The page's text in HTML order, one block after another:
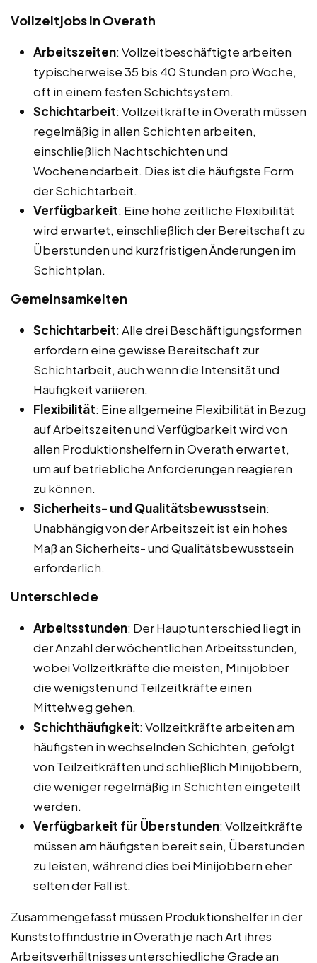
Vollzeitjobs in Overath
Arbeitszeiten: Vollzeitbeschäftigte arbeiten
typischerweise 35 bis 40 Stunden pro Woche,
oft in einem festen Schichtsystem.
Schichtarbeit: Vollzeitkräfte in Overath müssen
regelmäßig in allen Schichten arbeiten,
einschließlich Nachtschichten und
Wochenendarbeit. Dies ist die häufigste Form
der Schichtarbeit.
Verfügbarkeit: Eine hohe zeitliche Flexibilität
wird erwartet, einschließlich der Bereitschaft zu
Überstunden und kurzfristigen Änderungen im
Schichtplan.
Gemeinsamkeiten
Schichtarbeit: Alle drei Beschäftigungsformen
erfordern eine gewisse Bereitschaft zur
Schichtarbeit, auch wenn die Intensität und
Häufigkeit variieren.
Flexibilität: Eine allgemeine Flexibilität in Bezug
auf Arbeitszeiten und Verfügbarkeit wird von
allen Produktionshelfern in Overath erwartet,
um auf betriebliche Anforderungen reagieren
zu können.
Sicherheits- und Qualitätsbewusstsein:
Unabhängig von der Arbeitszeit ist ein hohes
Maß an Sicherheits- und Qualitätsbewusstsein
erforderlich.
Unterschiede
Arbeitsstunden: Der Hauptunterschied liegt in
der Anzahl der wöchentlichen Arbeitsstunden,
wobei Vollzeitkräfte die meisten, Minijobber
die wenigsten und Teilzeitkräfte einen
Mittelweg gehen.
Schichthäufigkeit: Vollzeitkräfte arbeiten am
häufigsten in wechselnden Schichten, gefolgt
von Teilzeitkräften und schließlich Minijobbern,
die weniger regelmäßig in Schichten eingeteilt
werden.
Verfügbarkeit für Überstunden: Vollzeitkräfte
müssen am häufigsten bereit sein, Überstunden
zu leisten, während dies bei Minijobbern eher
selten der Fall ist.
Zusammengefasst müssen Produktionshelfer in der
Kunststoffindustrie in Overath je nach Art ihres
Arbeitsverhältnisses unterschiedliche Grade an